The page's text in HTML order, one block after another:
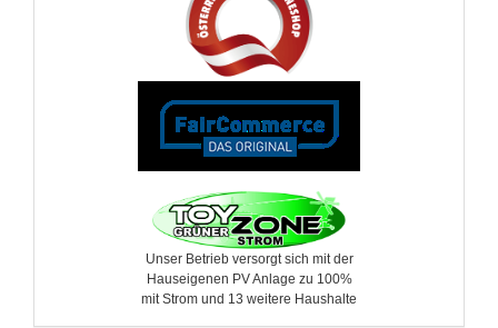
Unser Betrieb versorgt sich mit der
Hauseigenen PV Anlage zu 100%
mit Strom und 13 weitere ​Haushalte